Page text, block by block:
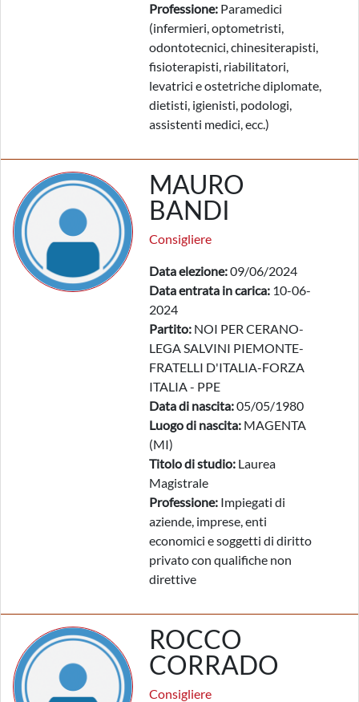
Professione: Paramedici
(infermieri, optometristi,
odontotecnici, chinesiterapisti,
fisioterapisti, riabilitatori,
levatrici e ostetriche diplomate,
dietisti, igienisti, podologi,
assistenti medici, ecc.)
MAURO
BANDI
Consigliere
Data elezione:09/06/2024
Data entrata in carica: 10-06-
2024
Partito: NOI PER CERANO-
LEGA SALVINI PIEMONTE-
FRATELLI D'ITALIA-FORZA
ITALIA - PPE
Data di nascita:05/05/1980
Luogo di nascita: MAGENTA
(MI)
Titolo di studio: Laurea
Magistrale
Professione: Impiegati di
aziende, imprese, enti
economici e soggetti di diritto
privato con qualifiche non
direttive
ROCCO
CORRADO
Consigliere